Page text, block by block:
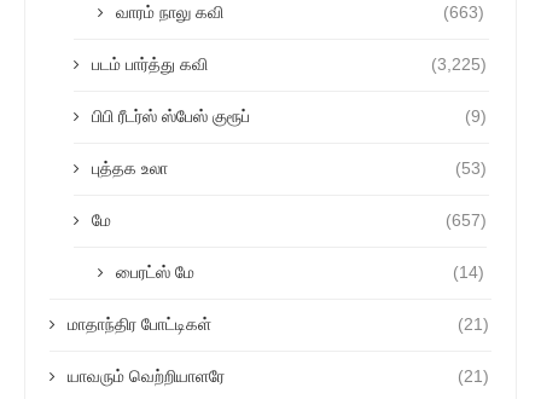
வாரம் நாலு கவி (663)
படம் பார்த்து கவி (3,225)
பிபி ரீடர்ஸ் ஸ்பேஸ் குரூப் (9)
புத்தக உலா (53)
மே (657)
பைரட்ஸ் மே (14)
மாதாந்திர போட்டிகள் (21)
யாவரும் வெற்றியாளரே (21)